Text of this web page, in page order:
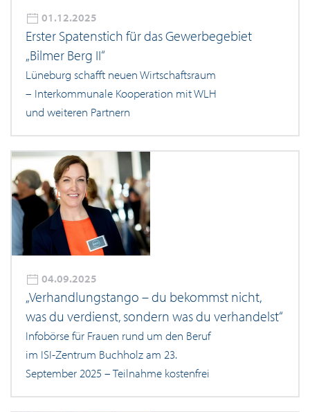
01.12.2025
Erster Spatenstich für das Gewerbegebiet
„Bilmer Berg II“
Lüneburg schafft neuen Wirtschaftsraum
– Interkommunale Kooperation mit WLH
und weiteren Partnern
04.09.2025
„Verhandlungstango – du bekommst nicht,
was du verdienst, sondern was du verhandelst“
Infobörse für Frauen rund um den Beruf
im ISI-Zentrum Buchholz am 23.
September 2025 – Teilnahme kostenfrei